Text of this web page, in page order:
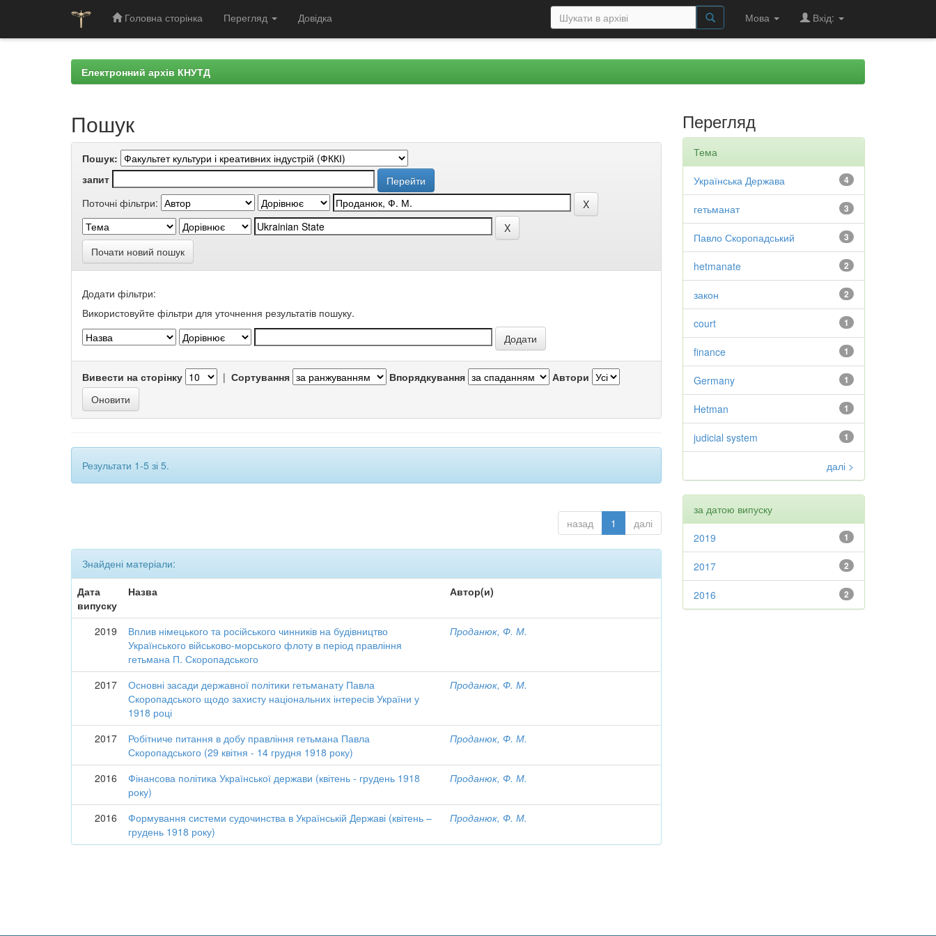
Головна сторінка Перегляд Довідка Мова Вхід:
Електронний архів КНУТД
Пошук
Пошук:
запит
Поточні фільтри:
Почати новий пошук
Додати фільтри:
Використовуйте фільтри для уточнення результатів пошуку.
Вивести на сторінку | Сортування Впорядкування Автори
Результати 1-5 зі 5.
назад 1 далі
Знайдені матеріали:
Дата
випуску
Назва Автор(и)
2019
Вплив німецького та російського чинників на будівництво
Українського військово-морського флоту в період правління
гетьмана П. Скоропадського
Проданюк, Ф. М.
2017
Основні засади державної політики гетьманату Павла
Скоропадського щодо захисту національних інтересів України у
1918 році
Проданюк, Ф. М.
2017
Робітниче питання в добу правління гетьмана Павла
Скоропадського (29 квітня - 14 грудня 1918 року)
Проданюк, Ф. М.
2016
Фінансова політика Української держави (квітень - грудень 1918
року)
Проданюк, Ф. М.
2016
Формування системи судочинства в Українській Державі (квітень –
грудень 1918 року)
Проданюк, Ф. М.
Перегляд
Тема
4
Українська Держава
3
гетьманат
3
Павло Скоропадський
2
hetmanate
2
закон
1
court
1
finance
1
Germany
1
Hetman
1
judicial system
далі >
за датою випуску
1
2019
2
2017
2
2016